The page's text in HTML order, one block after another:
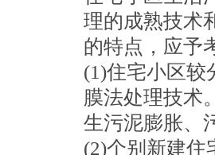
理的成熟技术
的特点，应予
(1)住宅小区较
膜法处理技术
生污泥膨胀、
(2)个别新建住